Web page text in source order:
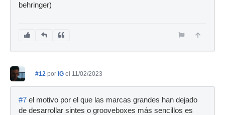
behringer)
#12 por IG el 11/02/2023
#7 el motivo por el que las marcas grandes han dejado
de desarrollar sintes o grooveboxes más sencillos es